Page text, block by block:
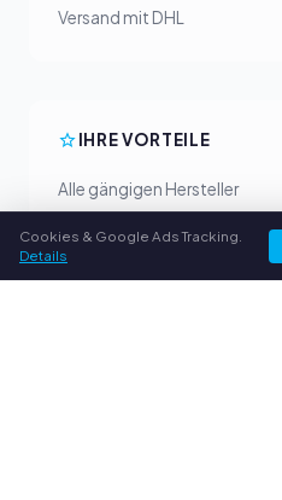
Versand mit DHL
IHRE VORTEILE
Alle gängigen Hersteller
Faire Ankaufpreise
Geld vorab per PayPal
Persönliche Beratung
Cookies & Google Ads Tracking.
Details